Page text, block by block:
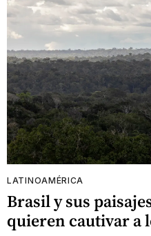
LATINOAMÉRICA
Brasil y sus
quieren cautivar a